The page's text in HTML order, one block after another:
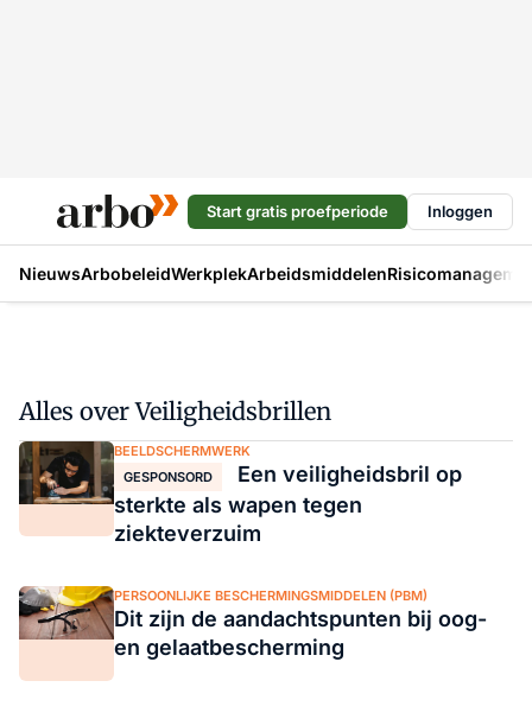
Start gratis proefperiode Inloggen
NieuwsArbobeleidWerkplekArbeidsmiddelen
Alles over Veiligheidsbrillen
BEELDSCHERMWERK
GESPONSORD
Een veiligheidsbril op
sterkte als wapen tegen
ziekteverzuim
PERSOONLIJKE BESCHERMINGSMIDDELEN (PBM)
Dit zijn de aandachtspunten bij oog-
en gelaatbescherming